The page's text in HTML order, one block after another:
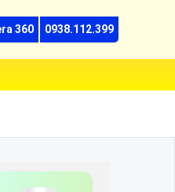
360 0938.112.399